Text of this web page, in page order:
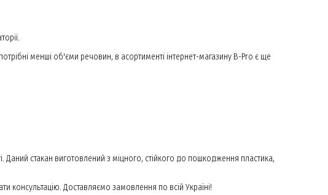
менші об'єми речовин, в асортименті інтернет-магазину B-Pro є ще
Даний стакан виготовлений з міцного, стійкого до пошкодження пластика,
Доставляємо замовлення по всій Україні!